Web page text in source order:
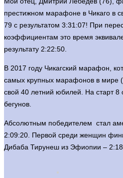
престижном марафоне в Чикаго в
79 с результатом 3:31:07! При
коэффициентам это время
результату 2:22:50.
В 2017 году Чикагский марафон,
самых крупных марафонов в мире
свой 40 летний юбилей. На старт
бегунов.
Абсолютным победителем стал
2:09:20. Первой среди женщин
Дибаба Тирунеш из Эфиопии –